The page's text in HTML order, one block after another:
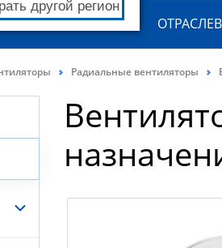
другой регион
ПРОДУКЦИЯ
Радиальные вентиляторы